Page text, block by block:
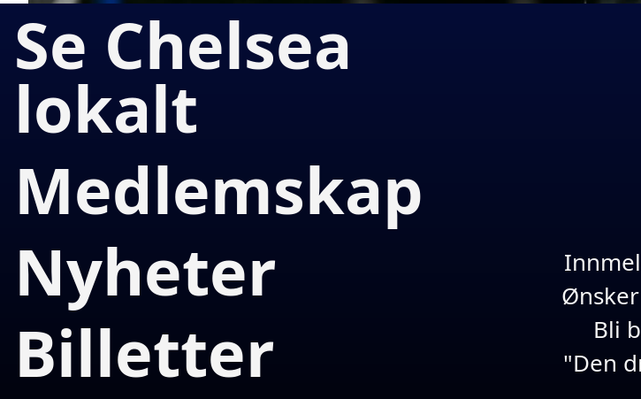
Se Chelsea
lokalt
Medlemskap
Nyheter
Billetter
Bli
"Den
Skrevet av
Stig Myhre
Publisert 9/2/2025
Chelsea har signert den argentinske
Avtalen er verdt 40 millioner pund. I en
beste klubben i verden og at det blir
nettopp han? Og hva kan vi forvente av